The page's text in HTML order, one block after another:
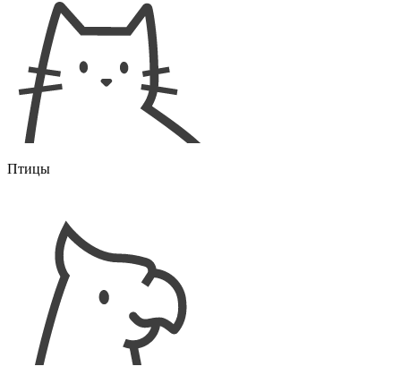
Птицы